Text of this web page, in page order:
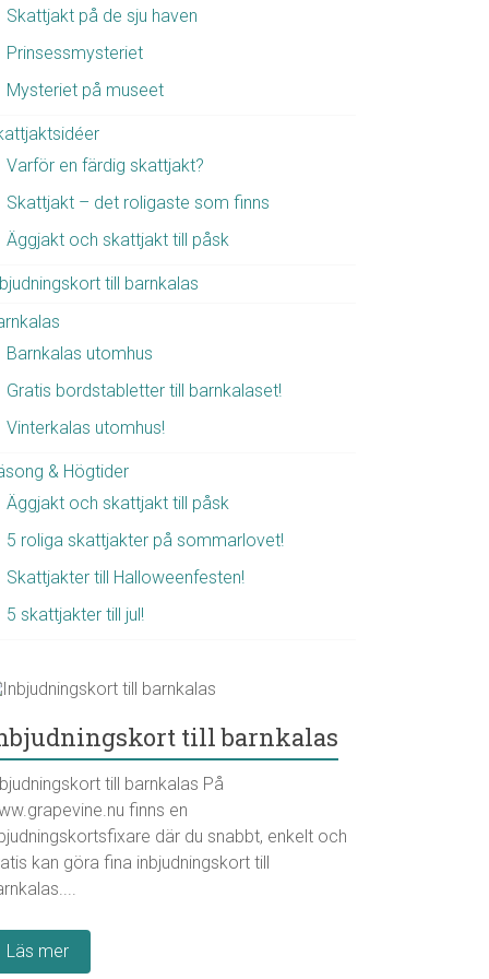
Skattjakt på de sju haven
Prinsessmysteriet
Mysteriet på museet
Varför en färdig skattjakt?
Skattjakt – det roligaste som finns
Äggjakt och skattjakt till påsk
till barnkalas
Barnkalas utomhus
Gratis bordstabletter till barnkalaset!
Vinterkalas utomhus!
& Högtider
Äggjakt och skattjakt till påsk
5 roliga skattjakter på sommarlovet!
Skattjakter till Halloweenfesten!
5 skattjakter till jul!
till barnkalas
till barnkalas På
finns en
där du snabbt, enkelt och
kan göra fina inbjudningskort till
Läs mer